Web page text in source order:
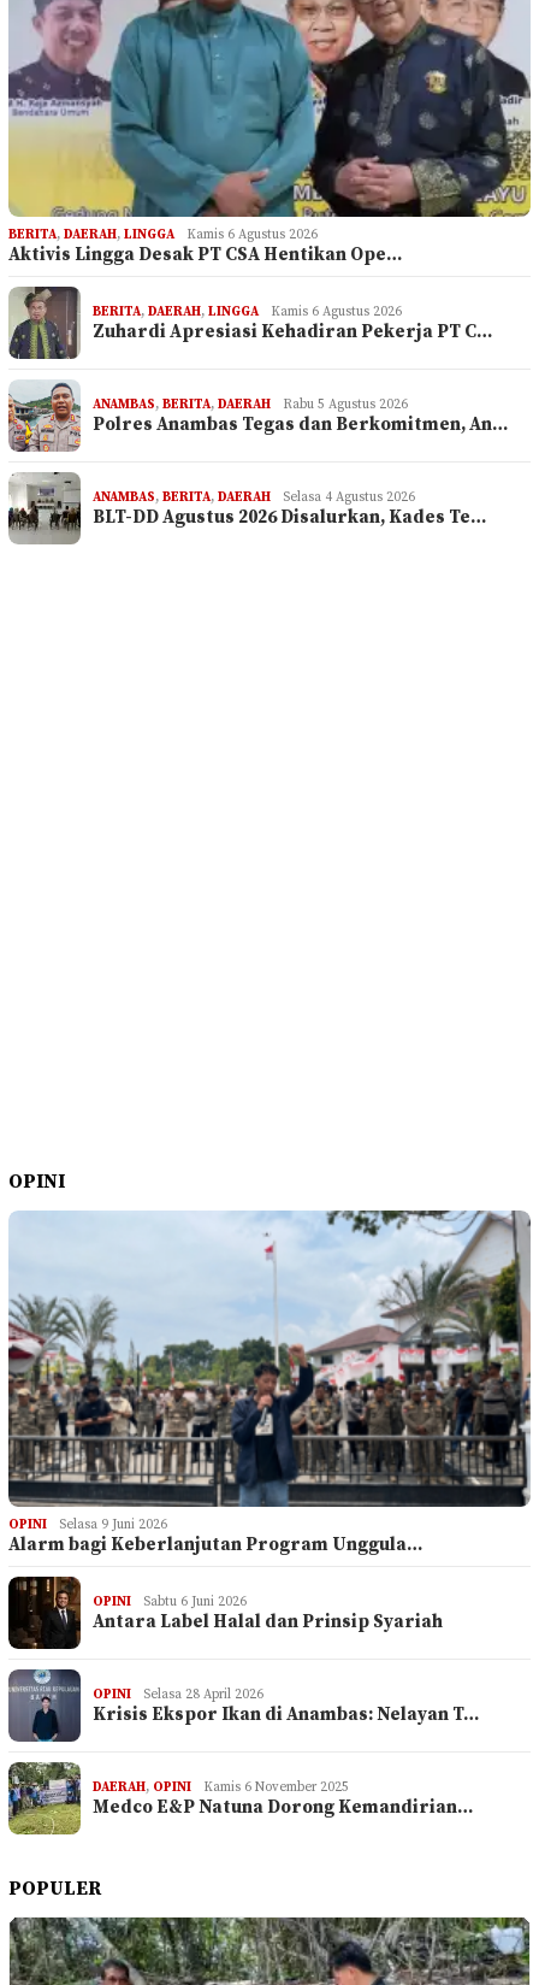
BERITA, DAERAH, LINGGA Kamis 6 Agustus 2026
Aktivis Lingga Desak PT CSA Hentikan Ope…
BERITA, DAERAH, LINGGA Kamis 6 Agustus 2026
Zuhardi Apresiasi Kehadiran Pekerja PT C…
ANAMBAS, BERITA, DAERAH Rabu 5 Agustus 2026
Polres Anambas Tegas dan Berkomitmen, An…
ANAMBAS, BERITA, DAERAH Selasa 4 Agustus 2026
BLT-DD Agustus 2026 Disalurkan, Kades Te…
OPINI
OPINI Selasa 9 Juni 2026
Alarm bagi Keberlanjutan Program Unggula…
OPINI Sabtu 6 Juni 2026
Antara Label Halal dan Prinsip Syariah
OPINI Selasa 28 April 2026
Krisis Ekspor Ikan di Anambas: Nelayan T…
DAERAH, OPINI Kamis 6 November 2025
Medco E&P Natuna Dorong Kemandirian…
POPULER